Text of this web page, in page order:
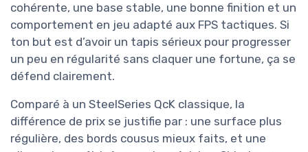
cohérente, une base stable, une bonne finition et un
comportement en jeu adapté aux FPS tactiques. Si
ton but est d’avoir un tapis sérieux pour progresser
un peu en régularité sans claquer une fortune, ça se
défend clairement.
Comparé à un SteelSeries QcK classique, la
différence de prix se justifie par : une surface plus
régulière, des bords cousus mieux faits, et une